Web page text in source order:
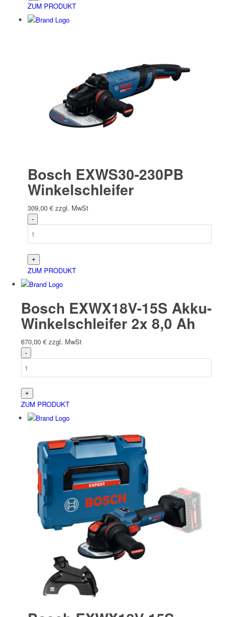
ZUM PRODUKT
Bosch EXWS30-230PB
Winkelschleifer
309,00 € zzgl. MwSt
ZUM PRODUKT
Bosch EXWX18V-15S Akku-
Winkelschleifer 2x 8,0 Ah
670,00 € zzgl. MwSt
ZUM PRODUKT